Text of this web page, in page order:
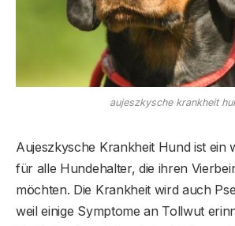
aujeszkysche krankheit
Aujeszkysche Krankheit Hund ist ein
für alle Hundehalter, die ihren
möchten. Die Krankheit wird auch
weil einige Symptome an Tollwut